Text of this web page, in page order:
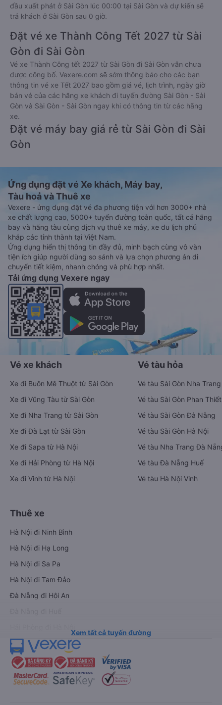
đầu xuất phát ở Sài Gòn lúc 00:00 tại Sài Gòn và dự kiến sẽ
trả khách ở Sài Gòn sau 0 giờ.
Đặt vé xe Thành Công Tết 2027 từ Sài
Gòn đi Sài Gòn
Vé xe Thành Công tết 2027 từ Sài Gòn đi Sài Gòn vẫn chưa
được công bố. Vexere.com sẽ sớm thông báo cho các bạn
thông tin vé xe Tết 2027 bao gồm giá vé, lịch trình, ngày giờ
bán vé của các hãng xe khách đi tuyến đường Sài Gòn - Sài
Gòn và Sài Gòn - Sài Gòn ngay khi có thông tin từ các hãng
xe.
Đặt vé máy bay giá rẻ từ Sài Gòn đi Sài
Gòn
Ứng dụng đặt vé Xe khách, Máy bay,
Tàu hoả và Thuê xe
Vexere - ứng dụng đặt vé đa phương tiện với hơn 3000+ nhà
xe chất lượng cao, 5000+ tuyến đường toàn quốc, tất cả hãng
bay và hãng tàu cùng dịch vụ thuê xe máy, xe du lịch phủ
khắp các tỉnh thành tại Việt Nam.
Ứng dụng hiển thị thông tin đầy đủ, minh bạch cùng vô vàn
tiện ích giúp người dùng so sánh và lựa chọn phương án di
chuyển tiết kiệm, nhanh chóng và phù hợp nhất.
Tải ứng dụng Vexere ngay
Vé xe khách
Xe đi Buôn Mê Thuột từ Sài Gòn
Xe đi Vũng Tàu từ Sài Gòn
Xe đi Nha Trang từ Sài Gòn
Xe đi Đà Lạt từ Sài Gòn
Xe đi Sapa từ Hà Nội
Xe đi Hải Phòng từ Hà Nội
Xe đi Vinh từ Hà Nội
Vé tàu hỏa
Vé tàu Sài Gòn Nha Trang
Vé tàu Sài Gòn Phan Thiết
Vé tàu Sài Gòn Đà Nẵng
Vé tàu Sài Gòn Hà Nội
Vé tàu Nha Trang Đà
Vé tàu Đà Nẵng Huế
Vé tàu Hà Nội Vinh
Thuê xe
Hà Nội đi Ninh Bình
Hà Nội đi Hạ Long
Hà Nội đi Sa Pa
Hà Nội đi Tam Đảo
Đà Nẵng đi Hội An
Xem tất cả tuyến đường